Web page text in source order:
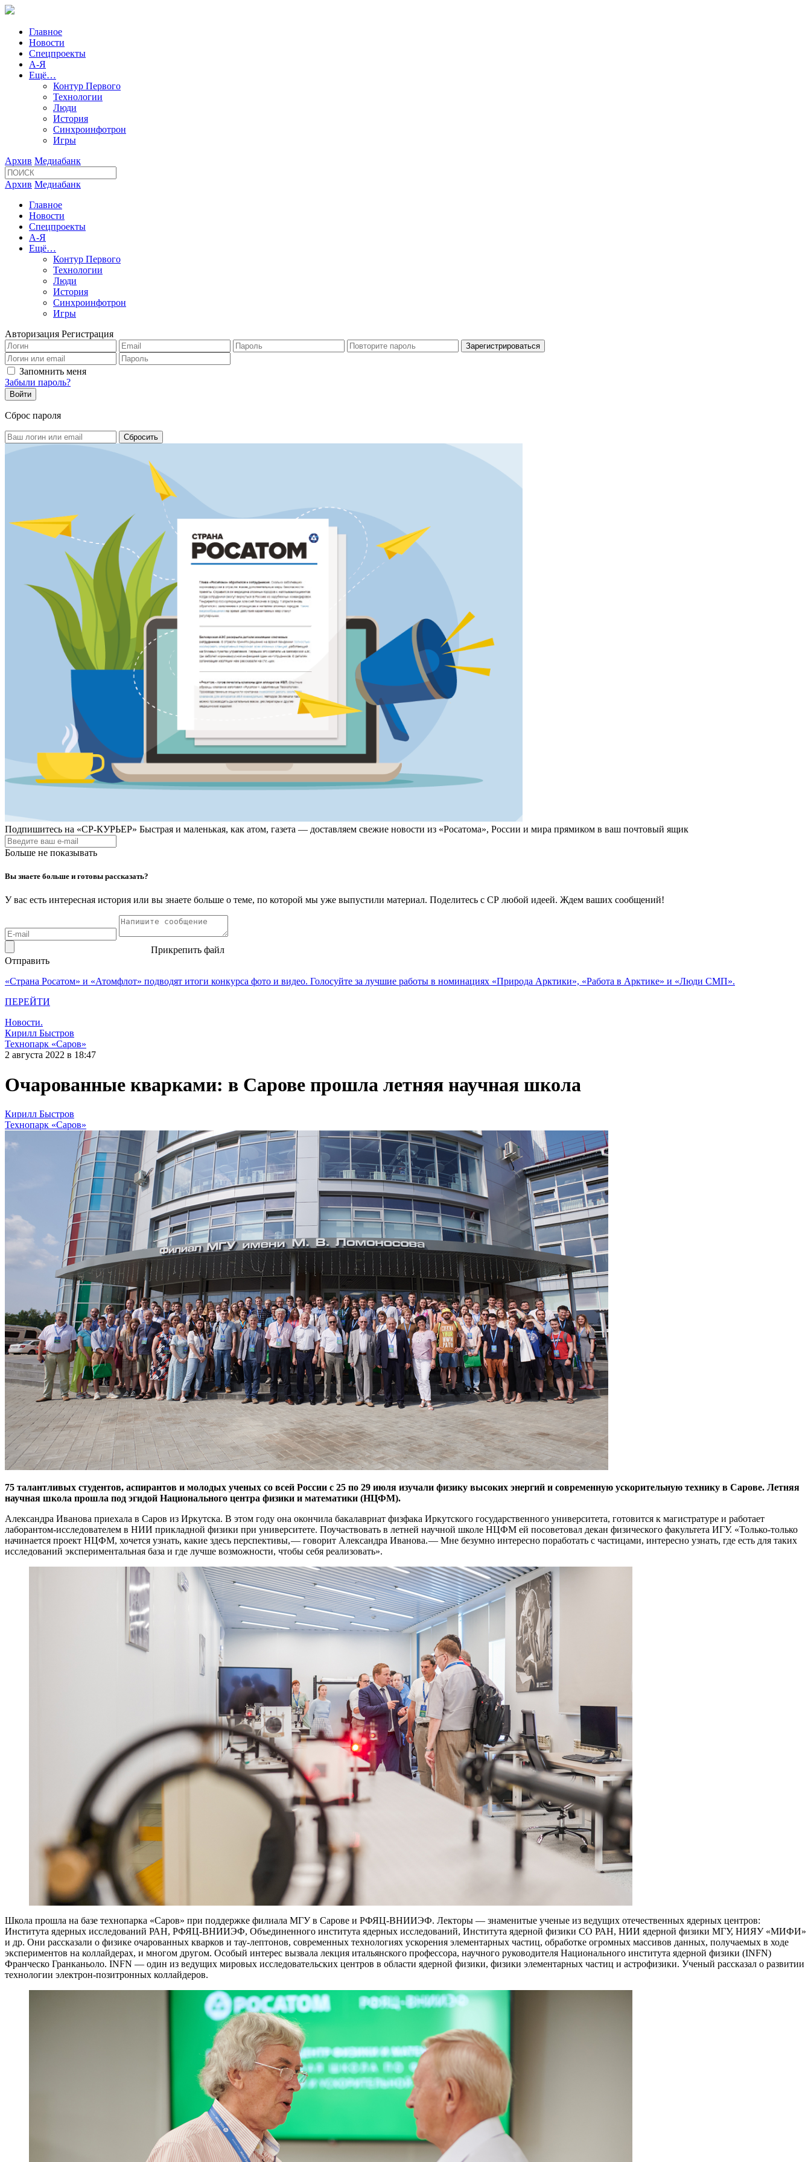
Главное
Новости
Спецпроекты
А-Я
Ещё…
Контур Первого
Технологии
Люди
История
Синхроинфотрон
Игры
Архив Медиабанк
Архив Медиабанк
Главное
Новости
Спецпроекты
А-Я
Ещё…
Контур Первого
Технологии
Люди
История
Синхроинфотрон
Игры
Авторизация Регистрация
Запомнить меня
Забыли пароль?
Сброс пароля
Подпишитесь на «СР-КУРЬЕР» Быстрая и маленькая, как атом, газета — доставляем свежие новости из «Росатома», России и мира прямиком в ваш почтовый ящик
Больше не показывать
Вы знаете больше и готовы рассказать?
У вас есть интересная история или вы знаете больше о теме, по которой мы уже выпустили материал. Поделитесь с СР любой идеей. Ждем ваших сообщений!
Прикрепить файл
Отправить
«Страна Росатом» и «Атомфлот» подводят итоги конкурса фото и видео. Голосуйте за лучшие работы в номинациях «Природа Арктики», «Работа в Арктике» и «Люди СМП».
ПЕРЕЙТИ
Новости.
Кирилл Быстров
Технопарк «Саров»
2 августа 2022 в 18:47
Очарованные кварками: в Сарове прошла летняя научная школа
Кирилл Быстров
Технопарк «Саров»
75 талантливых студентов, аспирантов и молодых ученых со всей России с 25 по 29 июля изучали физику высоких энергий и современную ускорительную технику в Сарове. Летняя
научная школа прошла под эгидой Национального центра физики и математики (НЦФМ).
Александра Иванова приехала в Саров из Иркутска. В этом году она окончила бакалавриат физфака Иркутского государственного университета, готовится к магистратуре и работает
лаборантом-исследователем в НИИ прикладной физики при университете. Поучаствовать в летней научной школе НЦФМ ей посоветовал декан физического факультета ИГУ. «Только-только
начинается проект НЦФМ, хочется узнать, какие здесь перспективы, — ​говорит Александра Иванова. — ​Мне безумно интересно поработать с частицами, интересно узнать, где есть для таких
исследований экспериментальная база и где лучше возможности, чтобы себя реализовать».
Школа прошла на базе технопарка «Саров» при поддержке филиала МГУ в Сарове и РФЯЦ-ВНИИЭФ. Лекторы — ​знаменитые ученые из ведущих отечественных ядерных центров:
Института ядерных исследований РАН, РФЯЦ-ВНИИЭФ, Объединенного института ядерных исследований, Института ядерной физики СО РАН, НИИ ядерной физики МГУ, НИЯУ «МИФИ»
и др. Они рассказали о физике очарованных кварков и тау-лептонов, современных технологиях ускорения элементарных частиц, обработке огромных массивов данных, получаемых в ходе
экспериментов на коллайдерах, и многом другом. Особый интерес вызвала лекция итальянского профессора, научного руководителя Национального института ядерной физики (INFN)
Франческо Гранканьоло. INFN — ​один из ведущих мировых исследовательских центров в области ядерной физики, физики элементарных частиц и астрофизики. Ученый рассказал о развитии
технологии электрон-позитронных коллайдеров.